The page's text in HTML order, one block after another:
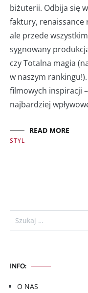
biżuterii. Odbija się
faktury, renaissance
ale przede
sygnowany
czy Totalna magia
w naszym
filmowych inspiracji
najbardziej
READ MORE
STYL
Szukaj:
INFO:
O NAS